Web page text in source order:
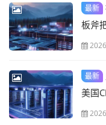
最新
板斧
最新
美国